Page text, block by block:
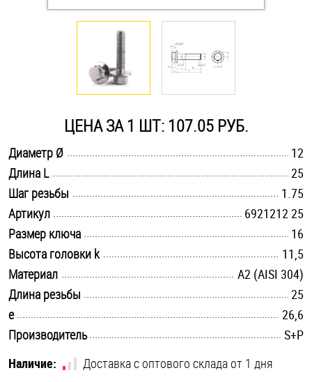
Оснастка и аксессуары для яхт
Саморезы и шурупы
Стопорные кольца
Такелаж
Хомуты
Шайбы
Шпильки
Шплинты
Штифты и пальцы
ЦЕНА ЗА 1 ШТ: 107.05 РУБ.
Диаметр Ø
12
Длина L
25
Шаг резьбы
1.75
Артикул
6921212 25
Размер ключа
16
Высота головки k
11,5
Материал
А2 (AISI 304)
Длина резьбы
25
e
26,6
Производитель
S+P
Наличие:
Доставка с оптового склада от 1 дня